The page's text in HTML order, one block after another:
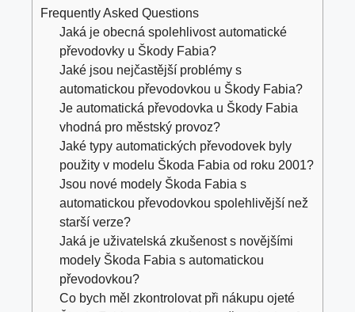
Frequently Asked Questions
Jaká je obecná spolehlivost automatické
převodovky u Škody Fabia?
Jaké jsou nejčastější problémy s
automatickou převodovkou u Škody Fabia?
Je automatická převodovka u Škody Fabia
vhodná pro městský provoz?
Jaké typy automatických převodovek byly
použity v modelu Škoda Fabia od roku 2001?
Jsou nové modely Škoda Fabia s
automatickou převodovkou spolehlivější než
starší verze?
Jaká je uživatelská zkušenost s novějšími
modely Škoda Fabia s automatickou
převodovkou?
Co bych měl zkontrolovat při nákupu ojeté